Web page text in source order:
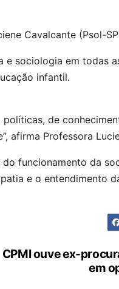
Cavalcante (Psol-
sociologia em todas
infantil.
de
afirma Professora
funcionamento da
e o entendimento
CPMI ouve ex-
em